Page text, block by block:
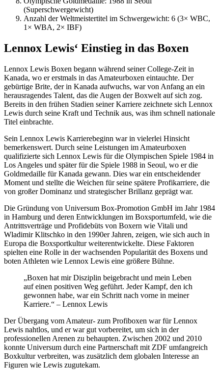
(Superschwergewicht)
Anzahl der Weltmeistertitel im Schwergewicht: 6 (3× WBC,
1× WBA, 2× IBF)
Lennox Lewis‘ Einstieg in das Boxen
Lennox Lewis Boxen begann während seiner College-Zeit in
Kanada, wo er erstmals in das Amateurboxen eintauchte. Der
gebürtige Brite, der in Kanada aufwuchs, war von Anfang an ein
herausragendes Talent, das die Augen der Boxwelt auf sich zog.
Bereits in den frühen Stadien seiner Karriere zeichnete sich Lennox
Lewis durch seine Kraft und Technik aus, was ihm schnell nationale
Titel einbrachte.
Sein Lennox Lewis Karrierebeginn war in vielerlei Hinsicht
bemerkenswert. Durch seine Leistungen im Amateurboxen
qualifizierte sich Lennox Lewis für die Olympischen Spiele 1984 in
Los Angeles und später für die Spiele 1988 in Seoul, wo er die
Goldmedaille für Kanada gewann. Dies war ein entscheidender
Moment und stellte die Weichen für seine spätere Profikarriere, die
von großer Dominanz und strategischer Brillanz geprägt war.
Die Gründung von Universum Box-Promotion GmbH im Jahr 1984
in Hamburg und deren Entwicklungen im Boxsportumfeld, wie die
Antrittsverträge und Profidebüts von Boxern wie Vitali und
Wladimir Klitschko in den 1990er Jahren, zeigen, wie sich auch in
Europa die Boxsportkultur weiterentwickelte. Diese Faktoren
spielten eine Rolle in der wachsenden Popularität des Boxens und
boten Athleten wie Lennox Lewis eine größere Bühne.
„Boxen hat mir Disziplin beigebracht und mein Leben
auf einen positiven Weg geführt. Jeder Kampf, den ich
gewonnen habe, war ein Schritt nach vorne in meiner
Karriere.“ – Lennox Lewis
Der Übergang vom Amateur- zum Profiboxen war für Lennox
Lewis nahtlos, und er war gut vorbereitet, um sich in der
professionellen Arenen zu behaupten. Zwischen 2002 und 2010
konnte Universum durch eine Partnerschaft mit ZDF umfangreich
Boxkultur verbreiten, was zusätzlich dem globalen Interesse an
Figuren wie Lewis zugutekam.